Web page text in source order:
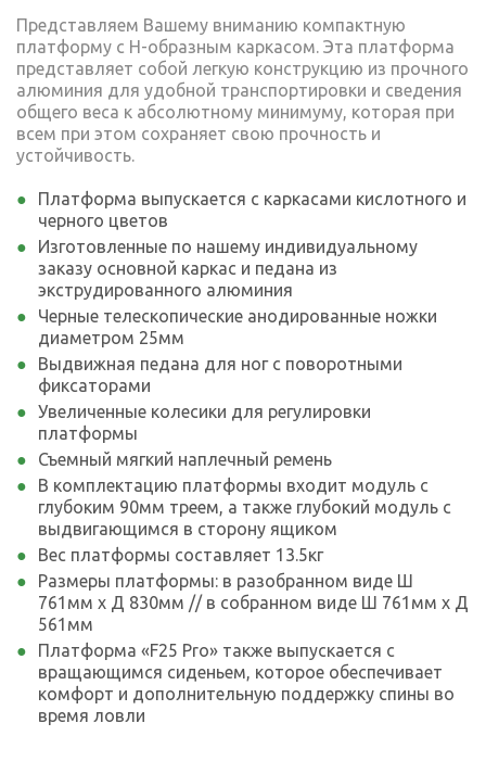
Представляем Вашему вниманию компактную
платформу с Н-образным каркасом. Эта платформа
представляет собой легкую конструкцию из прочного
алюминия для удобной транспортировки и сведения
общего веса к абсолютному минимуму, которая при
всем при этом сохраняет свою прочность и
устойчивость.
Платформа выпускается с каркасами кислотного и
черного цветов
Изготовленные по нашему индивидуальному
заказу основной каркас и педана из
экструдированного алюминия
Черные телескопические анодированные ножки
диаметром 25мм
Выдвижная педана для ног с поворотными
фиксаторами
Увеличенные колесики для регулировки
платформы
Съемный мягкий наплечный ремень
В комплектацию платформы входит модуль с
глубоким 90мм треем, а также глубокий модуль с
выдвигающимся в сторону ящиком
Вес платформы составляет 13.5кг
Размеры платформы: в разобранном виде Ш
761мм х Д 830мм // в собранном виде Ш 761мм х Д
561мм
Платформа «F25 Pro» также выпускается с
вращающимся сиденьем, которое обеспечивает
комфорт и дополнительную поддержку спины во
время ловли